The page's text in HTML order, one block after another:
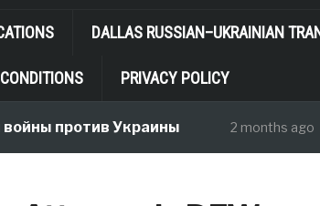
DALLAS RUSSIAN–UKRAINIAN
PRIVACY POLICY
против Украины 2 months ago